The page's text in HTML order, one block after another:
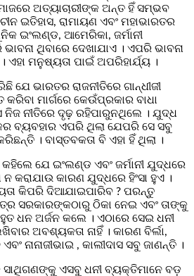
ଅତ୍ୟାଚାରୀଙ୍କ ଅନ୍ତ ହିଁ ସମ୍ଭବ
ଇତିହାସ, ରାମାୟଣ ଏବଂ ମହାଭାରତର
ଇଂଲଣ୍ଡ, ଆମେରିକା, ଜର୍ମାନୀ
ଥିବାରେ ଦେଖାଯାଏ । ଏପରି ଭାବନା
ଏହା ମନୁଷ୍ୟତା ପାଇଁ ଅପରିହାର୍ଯ୍ୟ ।
ଯେ ଭାରତର ରାଜନୀତିରେ ଗାନ୍ଧୀଜୀ
କରିବା ମାର୍ଗରେ କେଉଁପ୍ରକାର ବାଧା
ନିଜ ନୀତିରେ ଦୃଢ଼ ରହିପାରୁନଥିଲେ । ଯୁଦ୍ଧ
ବ୍ୟବହାର ଏପରି ଥିଲା ଯେପରି ସେ ସବୁ
। ବାସ୍ତବକତା ବି ଏହା ହିଁ ଥିଲା ।
ଯେ ଇଂଲଣ୍ଡ ଏବଂ ଜର୍ମାନୀ ଯୁଦ୍ଧରେ
କରାଯାଉ କାରଣ ଯୁଦ୍ଧରେ ହିଂସା ହୁଏ ।
କିପରି ଦିଆଯାଇପାରିବ ? ପରନ୍ତୁ
ସରକାରଙ୍କଠାରୁ ଠିକା ନେଇ ଏବଂ ତାଙ୍କୁ
ଧନ ଅର୍ଜନ କଲେ । ଏଠାରେ ସେଇ ଧନୀ
ଅବଶ୍ୟକତା ନାହିଁ । କାରଣ ବିର୍ଲା,
ନାନାଜୀଭାଇ , କାଲୀଦାସ ସବୁ ଜାଣନ୍ତି ।
ସାଥିଗଣଙ୍କୁ ଏସବୁ ଧନୀ ବ୍ୟକ୍ତିମାନେ ବଡ଼